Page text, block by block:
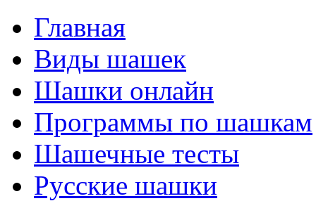
Главная
Виды шашек
Шашки онлайн
Программы по шашкам
Шашечные тесты
Русские шашки